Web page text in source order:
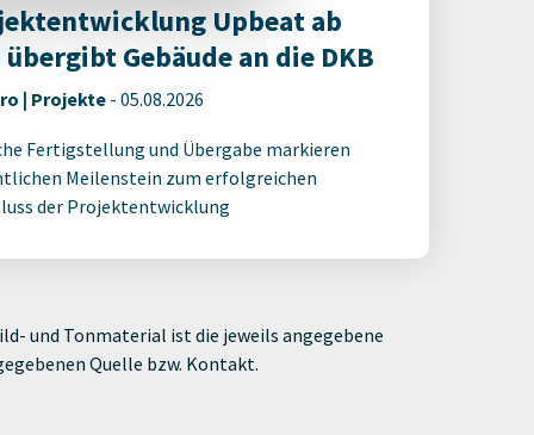
Upbeat ab
Gebäude an die DKB
| Projekte - 05.08.2026
Fertigstellung und Übergabe markieren
Meilenstein zum erfolgreichen
der Projektentwicklung
und Tonmaterial ist die jeweils angegebene
Quelle bzw. Kontakt.